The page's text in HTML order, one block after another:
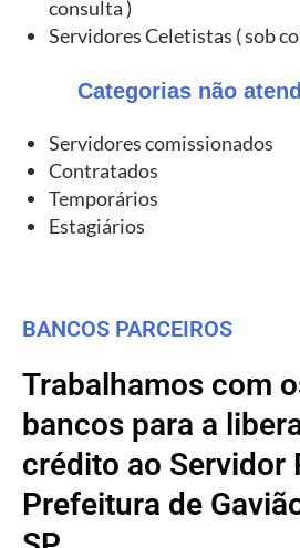
consulta )
Servidores Celetistas ( sob
Categorias não
Servidores comissionados
Contratados
Temporários
Estagiários
BANCOS PARCEIROS
Trabalhamos com
bancos para a
crédito ao Servidor
Prefeitura de